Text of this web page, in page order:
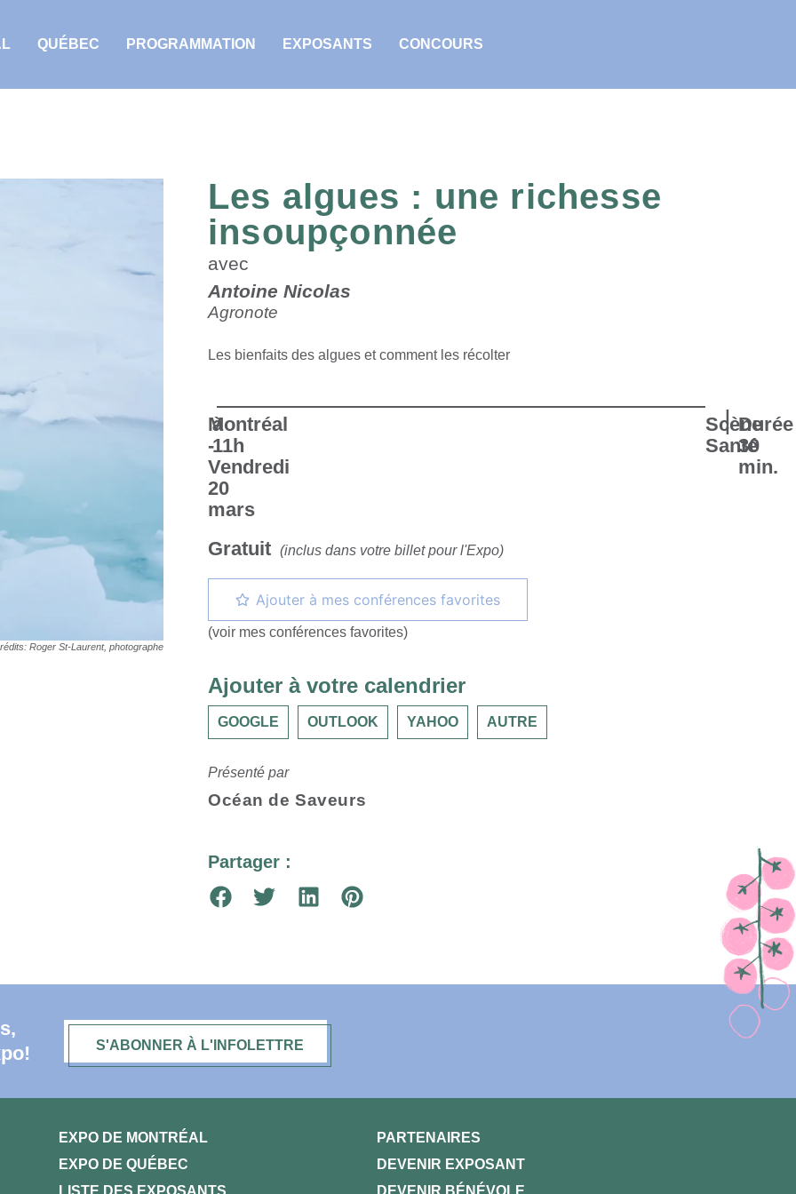
QUÉBEC PROGRAMMATION EXPOSANTS CONCOURS
Roger St-Laurent, photographe
Les algues : une richesse
insoupçonnée
avec
Antoine Nicolas
Agronote
Les bienfaits des algues et comment les récolter
Montréal
-
Vendredi
20
mars
à
11h
Scène
Santé
| Durée
30
min.
Gratuit (inclus dans votre billet pour l'Expo)
Ajouter à mes conférences favorites
(voir mes conférences favorites)
Ajouter à votre calendrier
GOOGLE OUTLOOK YAHOO AUTRE
Présenté par
Océan de Saveurs
Partager :
S'ABONNER À L'INFOLETTRE
EXPO DE MONTRÉAL
EXPO DE QUÉBEC
LISTE DES EXPOSANTS
PARTENAIRES
DEVENIR EXPOSANT
DEVENIR BÉNÉVOLE